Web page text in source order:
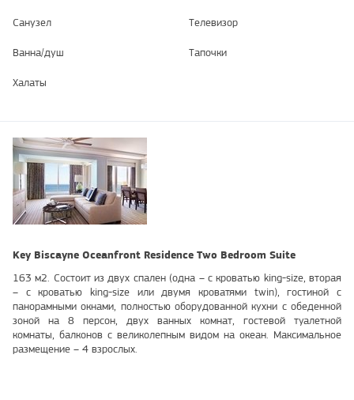
Санузел Телевизор
Ванна/душ Тапочки
Халаты
Key Biscayne Oceanfront Residence Two Bedroom Suite
163 м2. Состоит из двух спален (одна – с кроватью king-size, вторая
– с кроватью king-size или двумя кроватями twin), гостиной с
панорамными окнами, полностью оборудованной кухни с обеденной
зоной на 8 персон, двух ванных комнат, гостевой туалетной
комнаты, балконов с великолепным видом на океан. Максимальное
размещение – 4 взрослых.